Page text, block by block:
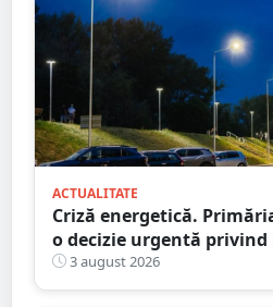
ACTUALITATE
Criză energetică.
o decizie urgentă
3 august 2026